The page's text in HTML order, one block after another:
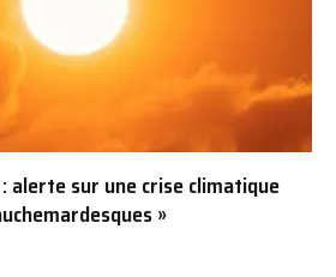
alerte sur une crise climatique
»